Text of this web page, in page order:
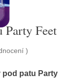
Party Feet
)
patu Party